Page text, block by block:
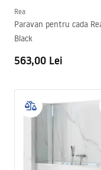
Rea
Paravan pentru cada
Black
563,00 Lei